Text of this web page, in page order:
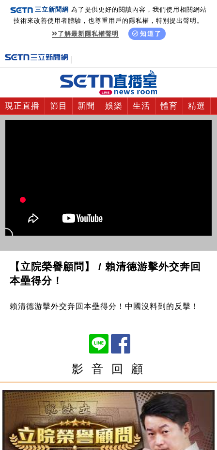
三立新聞網 為了提供更好的閱讀內容，我們使用相關網站
技術來改善使用者體驗，也尊重用戶的隱私權，特別提出聲明。
了解最新隱私權聲明
知道了
現正直播 節目 新聞 娛樂 生活 體育 精選
【立院榮譽顧問】 / 賴清德游擊外交奔回
本壘得分！
賴清德游擊外交奔回本壘得分！中國沒料到的反擊！
影 音 回 顧